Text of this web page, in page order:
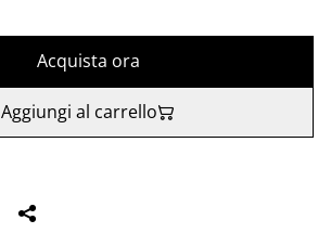
Acquista ora
Aggiungi al carrello